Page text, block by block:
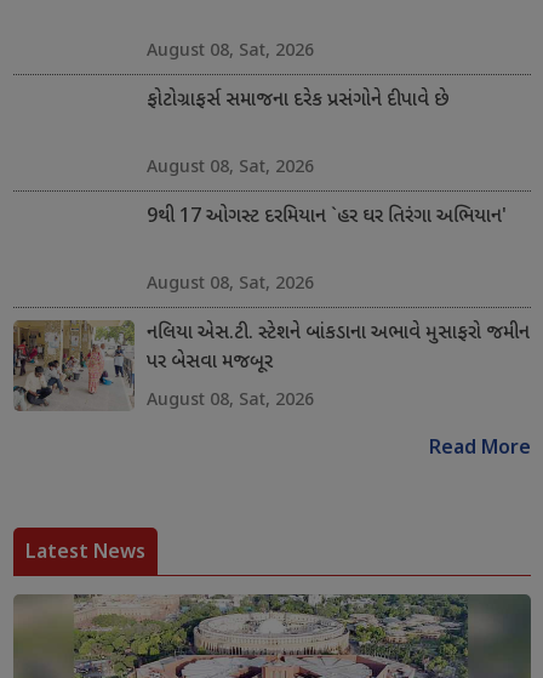
August 08, Sat, 2026
ફોટોગ્રાફર્સ સમાજના દરેક પ્રસંગોને દીપાવે છે
August 08, Sat, 2026
9થી 17 ઓગસ્ટ દરમિયાન `હર ઘર તિરંગા અભિયાન'
August 08, Sat, 2026
નલિયા એસ.ટી. સ્ટેશને બાંકડાના અભાવે મુસાફરો જમીન
પર બેસવા મજબૂર
August 08, Sat, 2026
Read More
Latest News